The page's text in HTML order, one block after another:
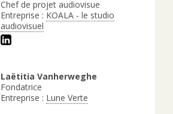
Chef de projet audiovisue
Entreprise : KOALA - le studio
audiovisuel
Laëtitia Vanherweghe
Fondatrice
Entreprise : Lune Verte